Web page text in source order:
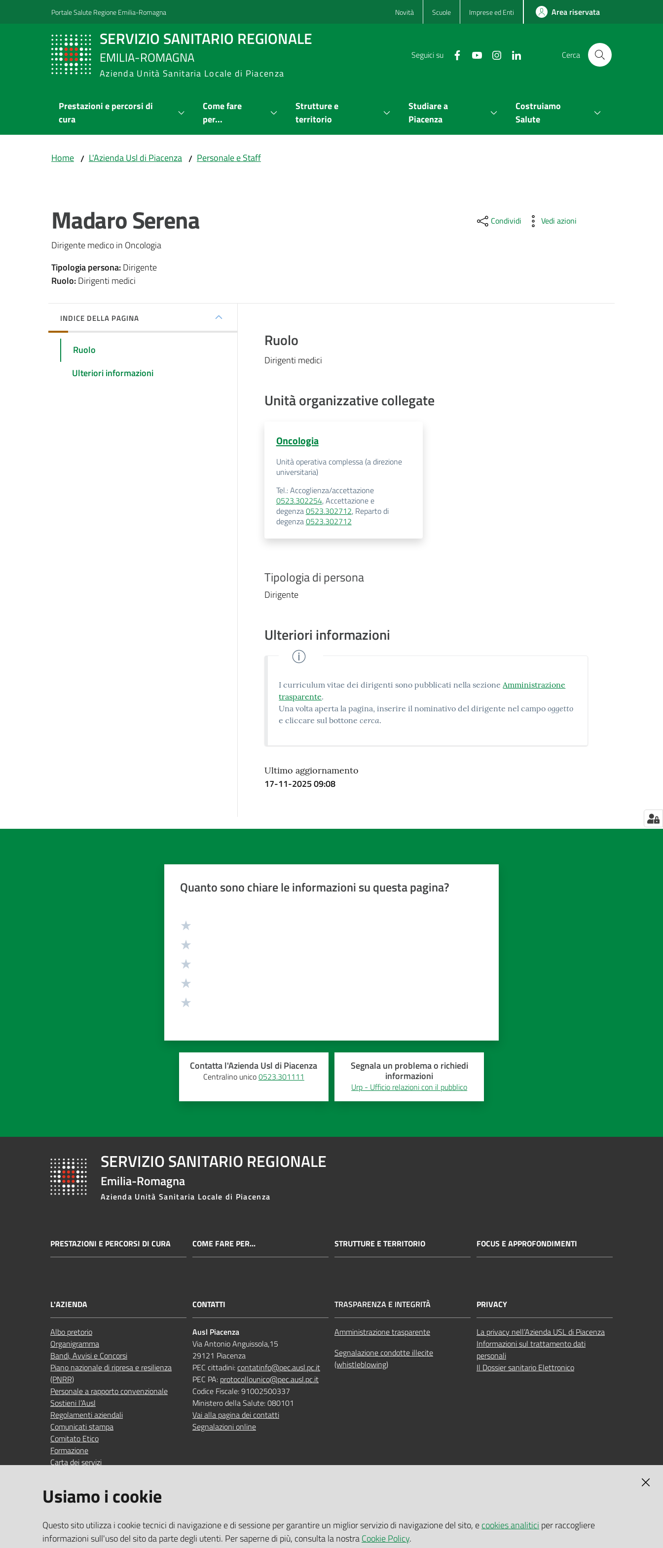
Vai al contenuto
Vai alla navigazionePortale Salute Regione Emilia-Romagna Novità Scuole Imprese ed Enti Area riservata
SERVIZIO SANITARIO REGIONALE
EMILIA-ROMAGNA
Azienda Unità Sanitaria Locale di Piacenza
Seguici su Cerca
Prestazioni e percorsi di
cura
Come fare
per...
Strutture e
territorio
Studiare a
Piacenza
Costruiamo
Salute
Home / L'Azienda Usl di Piacenza / Personale e Staff
Madaro Serena
Dirigente medico in Oncologia
Tipologia persona:Dirigente
Ruolo:Dirigenti medici
Condividi Vedi azioni
INDICE DELLA PAGINA
Ruolo
Ulteriori informazioni
Ruolo
Dirigenti medici
Unità organizzative collegate
Oncologia
Unità operativa complessa (a direzione
universitaria)
Tel.:Accoglienza/accettazione
0523.302254,Accettazione e
degenza0523.302712, Reparto di
degenza0523.302712
Tipologia di persona
Dirigente
Ulteriori informazioni
I curriculum vitae dei dirigenti sono pubblicati nella sezioneAmministrazione
trasparente.
Una volta aperta la pagina, inserire il nominativo del dirigente nel campooggetto
e cliccare sul bottonecerca.
Ultimo aggiornamento
17-11-2025 09:08
Quanto sono chiare le informazioni su questa pagina?
Contatta l'Azienda Usl di Piacenza
Centralino unico0523.301111
Segnala un problema o richiedi
informazioni
Urp - Ufficio relazioni con il pubblico
SERVIZIO SANITARIO REGIONALE
Emilia-Romagna
Azienda Unità Sanitaria Locale di Piacenza
PRESTAZIONI E PERCORSI DI CURA COME FARE PER... STRUTTURE E TERRITORIO FOCUS E APPROFONDIMENTI
L'AZIENDA
Albo pretorio
Organigramma
Bandi, Avvisi e Concorsi
Piano nazionale di ripresa e resilienza
(PNRR)
Personale a rapporto convenzionale
Sostieni l’Ausl
Regolamenti aziendali
Comunicati stampa
Comitato Etico
Formazione
Carta dei servizi
CONTATTI
Ausl Piacenza
Via Antonio Anguissola,15
29121 Piacenza
PEC cittadini:contatinfo@pec.ausl.pc.it
PEC PA: protocollounico@pec.ausl.pc.it
Codice Fiscale: 91002500337
Ministero della Salute: 080101
Vai alla pagina dei contatti
Segnalazioni online
TRASPARENZA E INTEGRITÀ
Amministrazione trasparente
Segnalazione condotte illecite
(whistleblowing)
PRIVACY
La privacy nell’Azienda USL di Piacenza
Informazioni sul trattamento dati
personali
Il Dossier sanitario Elettronico
SEGUICI SU
facebookYouTubeInstagramLinkedin
Accedi ai servizi online
Tempi di attesa Emilia-Romagna
Usiamo i cookie
Questo sito utilizza i cookie tecnici di navigazione e di sessione per garantire un miglior servizio di navigazione del sito, ecookies analitici per raccogliere
informazioni sull'uso del sito da parte degli utenti. Per saperne di più, consulta la nostraCookie Policy.